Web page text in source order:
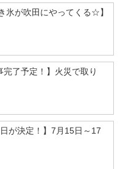
氷が吹田にやってくる☆】
完了予定！】火災で取り
が決定！】7月15日～17